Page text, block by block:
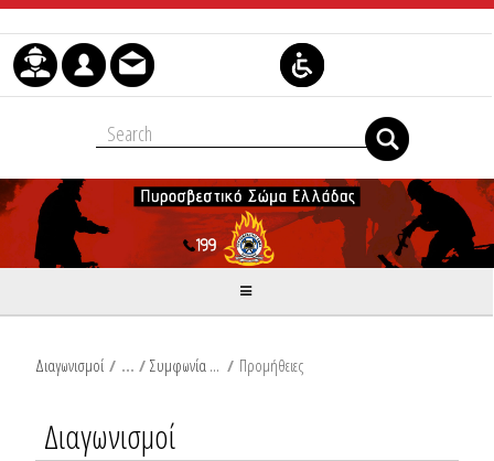
Skip to Content
Διαγωνισμοί / Συμφωνία Πλαίσιο / Προμήθειες
Διαγωνισμοί